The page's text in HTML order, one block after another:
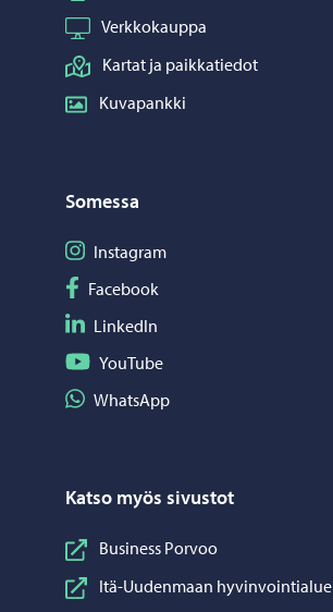
Verkkokauppa
Kartat ja paikkatiedot
Kuvapankki
Somessa
Seuraa Instagram
Instagram
Seuraa Facebook
Facebook
Seuraa LinkedIn
LinkedIn
Seuraa YouTube
YouTube
Jaa WhatsApp
WhatsApp
Katso myös sivustot
Business Porvoo
Itä-Uudenmaan hyvinvointialue